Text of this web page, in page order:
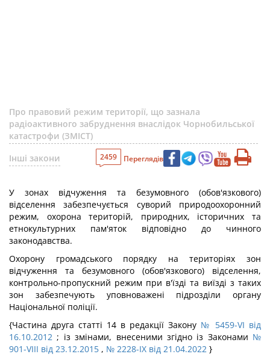
Про правовий режим території, що зазнала
радіоактивного забруднення внаслідок Чорнобильської
катастрофи (ЗМІСТ)
Інші закони
2459 Переглядів
У зонах відчуження та безумовного (обов'язкового)
відселення забезпечується суворий природоохоронний
режим, охорона територій, природних, історичних та
етнокультурних пам'яток відповідно до чинного
законодавства.
Охорону громадського порядку на територіях зон
відчуження та безумовного (обов'язкового) відселення,
контрольно-пропускний режим при в'їзді та виїзді з таких
зон забезпечують уповноважені підрозділи органу
Національної поліції.
{Частина друга статті 14 в редакції Закону № 5459-VI від
16.10.2012 ; із змінами, внесеними згідно із Законами №
901-VIII від 23.12.2015 , № 2228-IX від 21.04.2022 }